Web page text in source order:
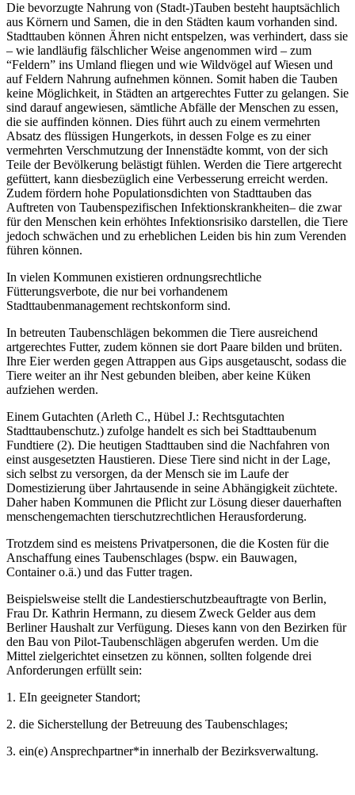
Die bevorzugte Nahrung von (Stadt-)Tauben besteht hauptsächlich
aus Körnern und Samen, die in den Städten kaum vorhanden sind.
Stadttauben können Ähren nicht entspelzen, was verhindert, dass sie
– wie landläufig fälschlicher Weise angenommen wird – zum
“Feldern” ins Umland fliegen und wie Wildvögel auf Wiesen und
auf Feldern Nahrung aufnehmen können. Somit haben die Tauben
keine Möglichkeit, in Städten an artgerechtes Futter zu gelangen. Sie
sind darauf angewiesen, sämtliche Abfälle der Menschen zu essen,
die sie auffinden können. Dies führt auch zu einem vermehrten
Absatz des flüssigen Hungerkots, in dessen Folge es zu einer
vermehrten Verschmutzung der Innenstädte kommt, von der sich
Teile der Bevölkerung belästigt fühlen. Werden die Tiere artgerecht
gefüttert, kann diesbezüglich eine Verbesserung erreicht werden.
Zudem fördern hohe Populationsdichten von Stadttauben das
Auftreten von Taubenspezifischen Infektionskrankheiten– die zwar
für den Menschen kein erhöhtes Infektionsrisiko darstellen, die Tiere
jedoch schwächen und zu erheblichen Leiden bis hin zum Verenden
führen können.
In vielen Kommunen existieren ordnungsrechtliche
Fütterungsverbote, die nur bei vorhandenem
Stadttaubenmanagement rechtskonform sind.
In betreuten Taubenschlägen bekommen die Tiere ausreichend
artgerechtes Futter, zudem können sie dort Paare bilden und brüten.
Ihre Eier werden gegen Attrappen aus Gips ausgetauscht, sodass die
Tiere weiter an ihr Nest gebunden bleiben, aber keine Küken
aufziehen werden.
Einem Gutachten (Arleth C., Hübel J.: Rechtsgutachten
Stadttaubenschutz.) zufolge handelt es sich bei Stadttaubenum
Fundtiere (2). Die heutigen Stadttauben sind die Nachfahren von
einst ausgesetzten Haustieren. Diese Tiere sind nicht in der Lage,
sich selbst zu versorgen, da der Mensch sie im Laufe der
Domestizierung über Jahrtausende in seine Abhängigkeit züchtete.
Daher haben Kommunen die Pflicht zur Lösung dieser dauerhaften
menschengemachten tierschutzrechtlichen Herausforderung.
Trotzdem sind es meistens Privatpersonen, die die Kosten für die
Anschaffung eines Taubenschlages (bspw. ein Bauwagen,
Container o.ä.) und das Futter tragen.
Beispielsweise stellt die Landestierschutzbeauftragte von Berlin,
Frau Dr. Kathrin Hermann, zu diesem Zweck Gelder aus dem
Berliner Haushalt zur Verfügung. Dieses kann von den Bezirken für
den Bau von Pilot-Taubenschlägen abgerufen werden. Um die
Mittel zielgerichtet einsetzen zu können, sollten folgende drei
Anforderungen erfüllt sein:
1. EIn geeigneter Standort;
2. die Sicherstellung der Betreuung des Taubenschlages;
3. ein(e) Ansprechpartner*in innerhalb der Bezirksverwaltung.